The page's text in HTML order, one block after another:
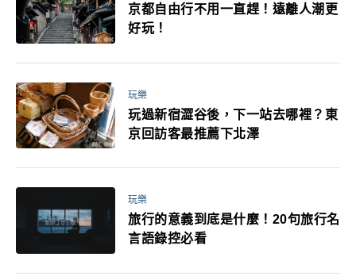
京都自由行不用一直趕！遠離人潮更
好玩！
玩樂
玩過新宿澀谷後，下一站去哪裡？東
京回訪客最推薦下北澤
玩樂
旅行的意義到底是什麼！20句旅行名
言語錄控必看